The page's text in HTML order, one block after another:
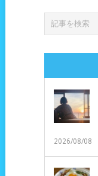
2026/08/08